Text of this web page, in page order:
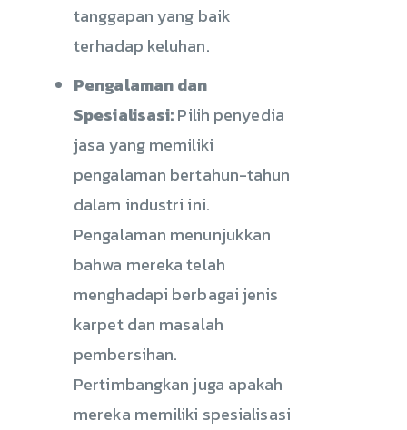
tanggapan yang baik
terhadap keluhan.
Pengalaman dan
Spesialisasi:Pilih penyedia
jasa yang memiliki
pengalaman bertahun-tahun
dalam industri ini.
Pengalaman menunjukkan
bahwa mereka telah
menghadapi berbagai jenis
karpet dan masalah
pembersihan.
Pertimbangkan juga apakah
mereka memiliki spesialisasi